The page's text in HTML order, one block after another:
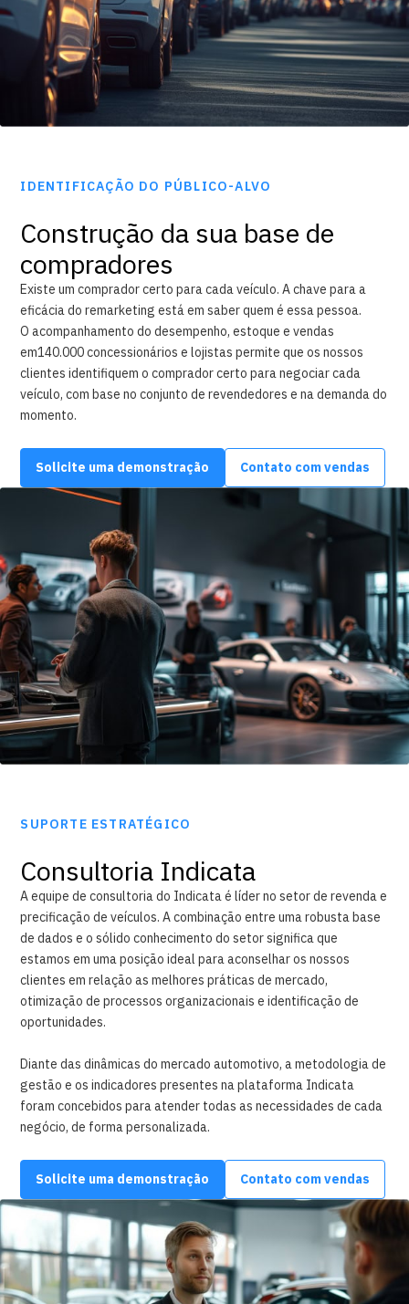
IDENTIFICAÇÃO DO PÚBLICO-ALVO
Construção da sua base de
compradores
Existe um comprador certo para cada veículo. A chave para a
eficácia do remarketing está em saber quem é essa pessoa.
O acompanhamento do desempenho, estoque e vendas
em140.000 concessionários e lojistas permite que os nossos
clientes identifiquem o comprador certo para negociar cada
veículo, com base no conjunto de revendedores e na demanda do
momento.
Solicite uma demonstração Contato com vendas
SUPORTE ESTRATÉGICO
Consultoria Indicata
A equipe de consultoria do Indicata é líder no setor de revenda e
precificação de veículos. A combinação entre uma robusta base
de dados e o sólido conhecimento do setor significa que
estamos em uma posição ideal para aconselhar os nossos
clientes em relação as melhores práticas de mercado,
otimização de processos organizacionais e identificação de
oportunidades.
Diante das dinâmicas do mercado automotivo, a metodologia de
gestão e os indicadores presentes na plataforma Indicata
foram concebidos para atender todas as necessidades de cada
negócio, de forma personalizada.
Solicite uma demonstração Contato com vendas